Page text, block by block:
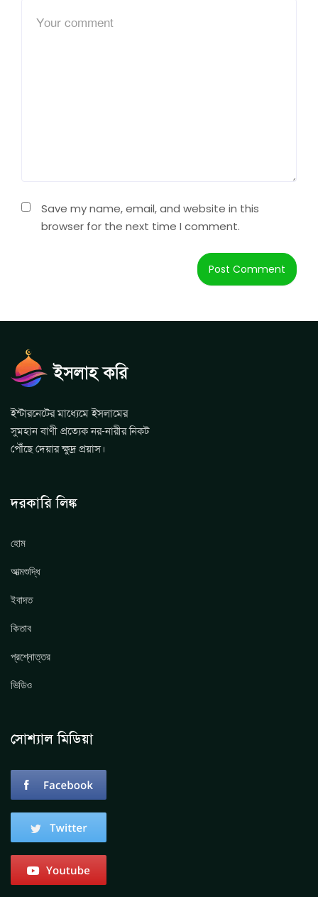
Save my name, email, and website in this
browser for the next time I comment.
ইন্টারনেটের মাধ্যেমে ইসলামের
সুমহান বাণী প্রত্যেক নর-নারীর নিকট
পৌঁছে দেয়ার ক্ষুদ্র প্রয়াস।
দরকারি লিঙ্ক
হোম
আত্মশুদ্ধি
ইবাদত
কিতাব
প্রশ্নোত্তর
ভিডিও
সোশ্যাল মিডিয়া